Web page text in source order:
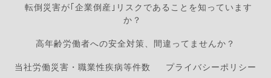
転倒災害が｢企業倒産｣リスクであることを知っています
か？
高年齢労働者への安全対策、間違ってませんか？
当社労働災害・職業性疾病等件数
プライバシーポリシー